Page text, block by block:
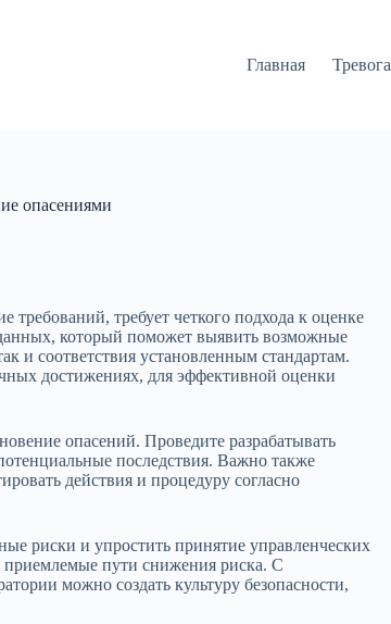
Главная Тревога
опасениями
требует четкого подхода к оценке
который поможет выявить возможные
и соответствия установленным стандартам.
достижениях, для эффективной оценки
опасений. Проведите разрабатывать
последствия. Важно также
действия и процедуру согласно
риски и упростить принятие управленческих
пути снижения риска. С
можно создать культуру безопасности,